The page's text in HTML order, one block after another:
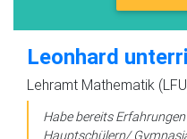
Leonhard
Lehramt Mathematik
Habe bereits
Hauptschülern/